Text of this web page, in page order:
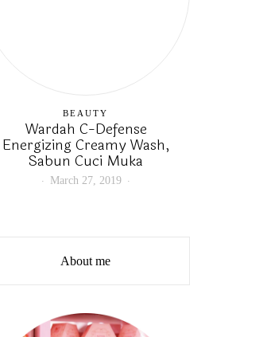
BEAUTY
Wardah C-Defense
Energizing Creamy Wash,
Sabun Cuci Muka
March 27, 2019
About me